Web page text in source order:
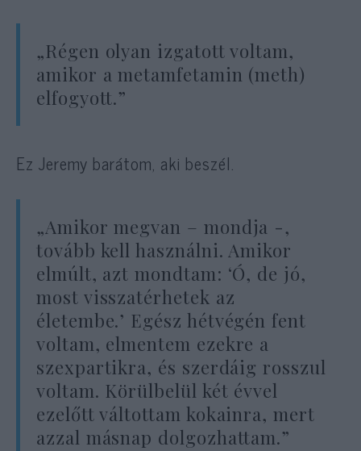
„Régen olyan izgatott voltam,
amikor a metamfetamin (meth)
elfogyott.”
Ez Jeremy barátom, aki beszél.
„Amikor megvan – mondja -,
tovább kell használni. Amikor
elmúlt, azt mondtam: ‘Ó, de jó,
most visszatérhetek az
életembe.’ Egész hétvégén fent
voltam, elmentem ezekre a
szexpartikra, és szerdáig rosszul
voltam. Körülbelül két évvel
ezelőtt váltottam kokainra, mert
azzal másnap dolgozhattam.”